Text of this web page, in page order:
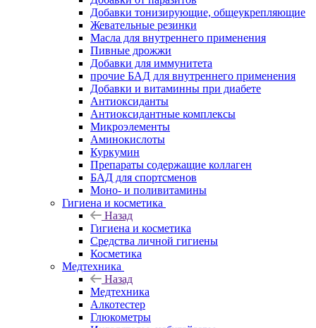
Добавки тонизирующие, общеукрепляющие
Жевательные резинки
Масла для внутреннего применения
Пивные дрожжи
Добавки для иммунитета
прочие БАД для внутреннего применения
Добавки и витаминны при диабете
Антиоксиданты
Антиоксидантные комплексы
Микроэлементы
Аминокислоты
Куркумин
Препараты содержащие коллаген
БАД для спортсменов
Моно- и поливитамины
Гигиена и косметика
Назад
Гигиена и косметика
Средства личной гигиены
Косметика
Медтехника
Назад
Медтехника
Алкотестер
Глюкометры